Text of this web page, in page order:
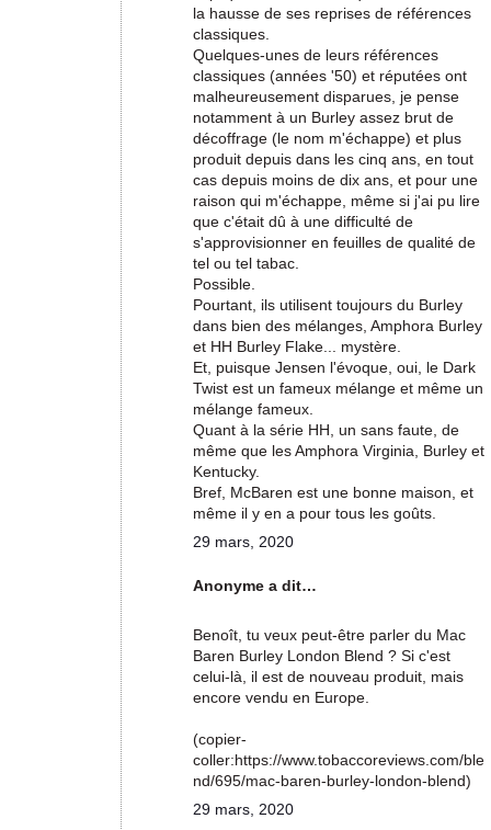
la hausse de ses reprises de références
classiques.
Quelques-unes de leurs références
classiques (années '50) et réputées ont
malheureusement disparues, je pense
notamment à un Burley assez brut de
décoffrage (le nom m'échappe) et plus
produit depuis dans les cinq ans, en tout
cas depuis moins de dix ans, et pour une
raison qui m'échappe, même si j'ai pu lire
que c'était dû à une difficulté de
s'approvisionner en feuilles de qualité de
tel ou tel tabac.
Possible.
Pourtant, ils utilisent toujours du Burley
dans bien des mélanges, Amphora Burley
et HH Burley Flake... mystère.
Et, puisque Jensen l'évoque, oui, le Dark
Twist est un fameux mélange et même un
mélange fameux.
Quant à la série HH, un sans faute, de
même que les Amphora Virginia, Burley et
Kentucky.
Bref, McBaren est une bonne maison, et
même il y en a pour tous les goûts.
29 mars, 2020
Anonyme a dit…
Benoît, tu veux peut-être parler du Mac
Baren Burley London Blend ? Si c'est
celui-là, il est de nouveau produit, mais
encore vendu en Europe.
(copier-
coller:https://www.tobaccoreviews.com/ble
nd/695/mac-baren-burley-london-blend)
29 mars, 2020